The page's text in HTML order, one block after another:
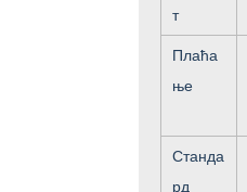
т
Плаћа
ње
Станда
рд